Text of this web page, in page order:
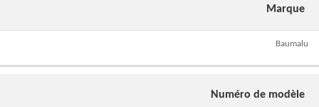
Marque
Baumalu
Numéro de modèle